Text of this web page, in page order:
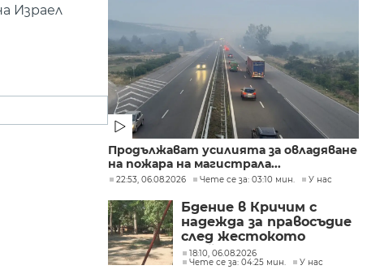
Израел
Продължават усилията за овладяване
на пожара на магистрала...
22:53, 06.08.2026 Чете се за: 03:10 мин. У нас
Бдение в Кричим с
надежда за правосъдие
след жестокото
убийство на млад мъж
в Пловдив от
18:10, 06.08.2026
Чете се за: 04:25 мин.
У нас